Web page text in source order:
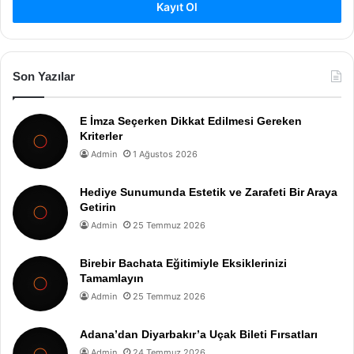
Kayıt Ol
Son Yazılar
E İmza Seçerken Dikkat Edilmesi Gereken
Kriterler
Admin 1 Ağustos 2026
Hediye Sunumunda Estetik ve Zarafeti Bir Araya
Getirin
Admin 25 Temmuz 2026
Birebir Bachata Eğitimiyle Eksiklerinizi
Tamamlayın
Admin 25 Temmuz 2026
Adana’dan Diyarbakır’a Uçak Bileti Fırsatları